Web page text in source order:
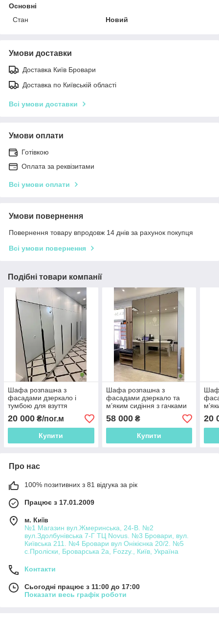
Основні
Стан
Новий
Умови доставки
Доставка Київ Бровари
Доставка по Київській області
Всі умови доставки
Умови оплати
Готівкою
Оплата за реквізитами
Всі умови оплати
Умови повернення
Повернення товару впродовж 14 днів за рахунок покупця
Всі умови повернення
Подібні товари компанії
Шафа розпашна з
фасадами дзеркало і
тумбою для взуття
20 000 ₴/пог.м
Купити
Шафа розпашна з
фасадами дзеркало та
м’яким сидіння з гачками
на рейках.
58 000₴
Купити
на
20
Про нас
100% позитивних з 81 відгука за рік
Працює з 17.01.2009
м. Київ
№1 Магазин вул.Жмеринська, 24-В. №2
вул.Здолбунівська 7-Г ТЦ Novus. №3 Бровари, вул.
Київська 211. №4 Бровари вул Онікієнка 20/2. №5
с.Проліски, Броварська 2а, Fozzy., Київ, Україна
Контакти
Сьогодні працює з 11:00 до 17:00
Показати весь графік роботи